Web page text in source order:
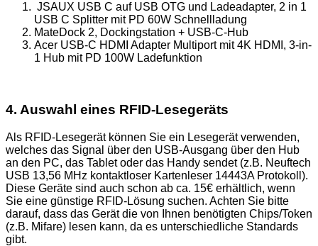
JSAUX USB C auf USB OTG und Ladeadapter, 2 in 1
USB C Splitter mit PD 60W Schnellladung
MateDock 2, Dockingstation + USB-C-Hub
Acer USB-C HDMI Adapter Multiport mit 4K HDMI, 3-in-
1 Hub mit PD 100W Ladefunktion
4. Auswahl eines RFID-Lesegeräts
Als RFID-Lesegerät können Sie ein Lesegerät verwenden,
welches das Signal über den USB-Ausgang über den Hub
an den PC, das Tablet oder das Handy sendet (z.B. Neuftech
USB 13,56 MHz kontaktloser Kartenleser 14443A Protokoll).
Diese Geräte sind auch schon ab ca. 15€ erhältlich, wenn
Sie eine günstige RFID-Lösung suchen. Achten Sie bitte
darauf, dass das Gerät die von Ihnen benötigten Chips/Token
(z.B. Mifare) lesen kann, da es unterschiedliche Standards
gibt.